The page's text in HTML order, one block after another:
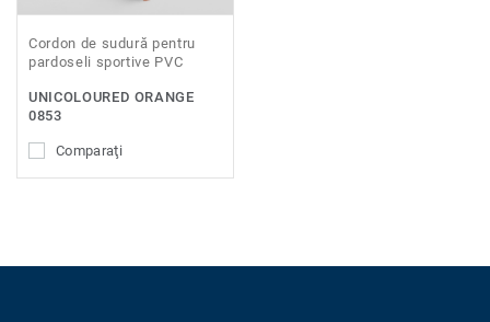
Cordon de sudură pentru
pardoseli sportive PVC
UNICOLOURED ORANGE
0853
Comparaţi